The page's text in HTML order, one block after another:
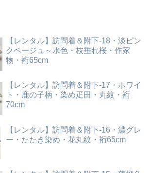
【レンタル】訪問着＆附下-18・淡ピン
クベージュ～水色・枝垂れ桜・作家
物・裄65cm
【レンタル】訪問着＆附下-17・ホワイ
ト・鹿の子柄・染め疋田・丸紋・裄
70cm
【レンタル】訪問着＆附下-16・濃グレ
ー・たたき染め・花丸紋・裄65cm